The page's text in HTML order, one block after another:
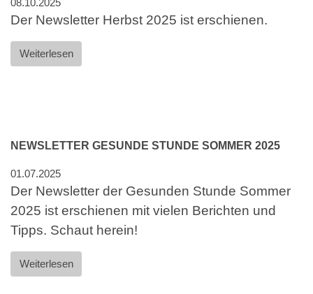
08.10.2025
Der Newsletter Herbst 2025 ist erschienen.
Weiterlesen
NEWSLETTER GESUNDE STUNDE SOMMER 2025
01.07.2025
Der Newsletter der Gesunden Stunde Sommer
2025 ist erschienen mit vielen Berichten und
Tipps. Schaut herein!
Weiterlesen